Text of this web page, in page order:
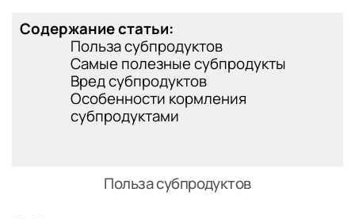
Содержание статьи:
Польза субпродуктов
Самые полезные субпродукты
Вред субпродуктов
Особенности кормления
субпродуктами
Польза субпродуктов